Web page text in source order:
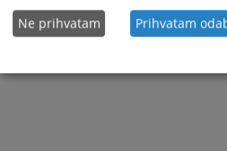
Ne prihvatam Prihvatam